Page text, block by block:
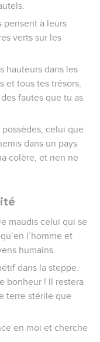
pensent à leurs
verts sur les
hauteurs dans les
et tous tes trésors,
fautes que tu as
celui que
dans un pays
colère, et rien ne
maudis celui qui se
l’homme et
humains.
dans la steppe.
bonheur ! Il restera
terre stérile que
en moi et cherche